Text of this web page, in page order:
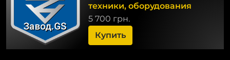
техники, оборудования
5 700 грн.
Купить